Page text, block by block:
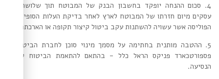
4. סכום ההנחה יופקד בחשבון הבנק של המבוטח תוך שלושה ימי
עסקים מיום חזרתו של המבוטח לארץ לאחר בדיקת העלות הסופית של
הפוליסה אשר עשויה להשתנות עקב ביטול קיצור תקופה או הארכתה.
5. ההטבה מותנית בחתימה על מסמך מינוי סוכן לחברת הביטוח -
פספורטכארד פניקס הראל כלל - בהתאם להתאמת הביטוח לצרכי
הנסיעה.